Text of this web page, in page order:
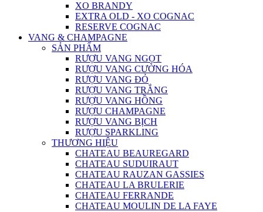
XO BRANDY
EXTRA OLD - XO COGNAC
RESERVE COGNAC
VANG & CHAMPAGNE
SẢN PHẨM
RƯỢU VANG NGỌT
RƯỢU VANG CƯỜNG HÓA
RƯỢU VANG ĐỎ
RƯỢU VANG TRẮNG
RƯỢU VANG HỒNG
RƯỢU CHAMPAGNE
RƯỢU VANG BỊCH
RƯỢU SPARKLING
THƯƠNG HIỆU
CHATEAU BEAUREGARD
CHATEAU SUDUIRAUT
CHATEAU RAUZAN GASSIES
CHATEAU LA BRULERIE
CHATEAU FERRANDE
CHATEAU MOULIN DE LA FAYE